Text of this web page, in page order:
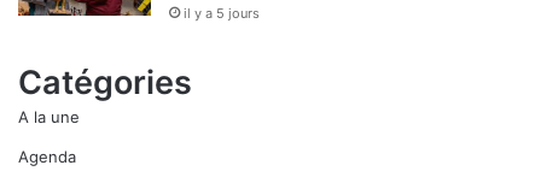
il y a 5 jours
Catégories
A la une
Agenda